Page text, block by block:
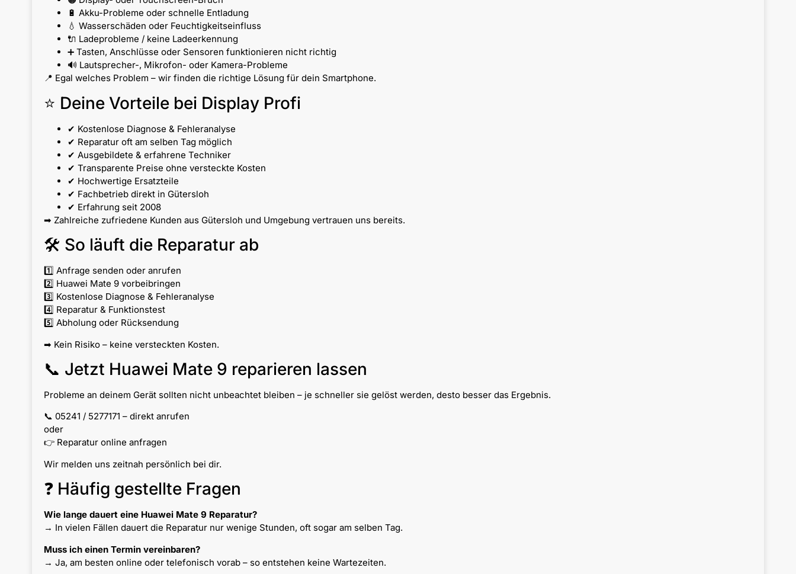
🔋 Akku-Probleme oder schnelle Entladung
💧 Wasserschäden oder Feuchtigkeitseinfluss
🔌 Ladeprobleme / keine Ladeerkennung
➕ Tasten, Anschlüsse oder Sensoren funktionieren nicht richtig
🔊 Lautsprecher-, Mikrofon- oder Kamera-Probleme
📍 Egal welches Problem – wir finden die richtige Lösung für dein Smartphone.
⭐ Deine Vorteile bei Display Profi
✔ Kostenlose Diagnose & Fehleranalyse
✔ Reparatur oft am selben Tag möglich
✔ Ausgebildete & erfahrene Techniker
✔ Transparente Preise ohne versteckte Kosten
✔ Hochwertige Ersatzteile
✔ Fachbetrieb direkt in Gütersloh
✔ Erfahrung seit 2008
➡ Zahlreiche zufriedene Kunden aus Gütersloh und Umgebung vertrauen uns bereits.
🛠 So läuft die Reparatur ab
1️⃣ Anfrage senden oder anrufen
2️⃣ Huawei Mate 9 vorbeibringen
3️⃣ Kostenlose Diagnose & Fehleranalyse
4️⃣ Reparatur & Funktionstest
5️⃣ Abholung oder Rücksendung
➡ Kein Risiko – keine versteckten Kosten.
📞 Jetzt Huawei Mate 9 reparieren lassen
Probleme an deinem Gerät sollten nicht unbeachtet bleiben – je schneller sie gelöst werden, desto besser das Ergebnis.
📞 05241 / 5277171 – direkt anrufen
oder
👉 Reparatur online anfragen
Wir melden uns zeitnah persönlich bei dir.
❓ Häufig gestellte Fragen
Wie lange dauert eine Huawei Mate 9 Reparatur?
→ In vielen Fällen dauert die Reparatur nur wenige Stunden, oft sogar am selben Tag.
Muss ich einen Termin vereinbaren?
→ Ja, am besten online oder telefonisch vorab – so entstehen keine Wartezeiten.